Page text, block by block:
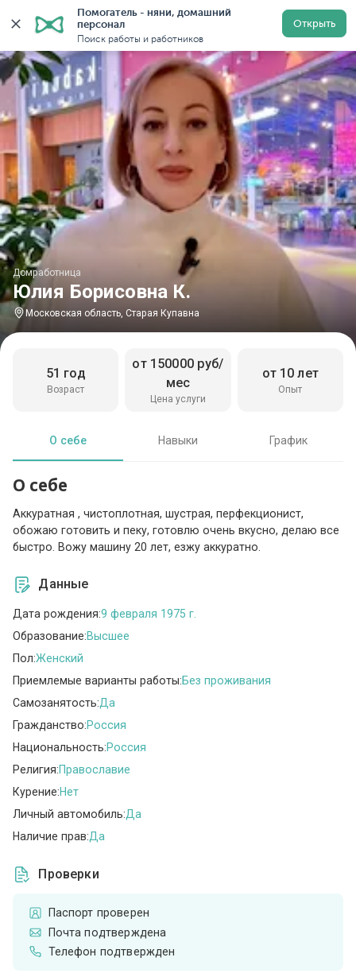
Помогатель - няни, домашний
персонал
Поиск работы и работников
Открыть
Главная Домработницы Домработницы в Московской
Юлия Борисовна К.
Домработница
Московская область, Старая Купавна
Возраст
51 год
Цена услуги
от 150000 руб/
мес
Опыт
от 10 лет
О себе Навыки График
О себе
Аккуратная , чистоплотная, шустрая, перфекционист,
обожаю готовить и пеку, готовлю очень вкусно, делаю все
быстро. Вожу машину 20 лет, езжу аккуратно.
Данные
Дата рождения:9 февраля 1975 г.
Образование:Высшее
Пол:Женский
Приемлемые варианты работы:Без проживания
Самозанятость:Да
Гражданство:Россия
Национальность:Россия
Религия:Православие
Курение:Нет
Личный автомобиль:Да
Наличие прав:Да
Проверки
Паспорт проверен
Почта подтверждена
Телефон подтвержден